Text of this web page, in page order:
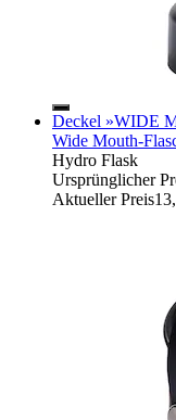
Deckel »WIDE
Wide Mouth-
Hydro Flask
Ursprünglicher
Aktueller Preis